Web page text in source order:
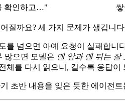
확인하고…"
질까요? 세 가지 문제가 생깁니
를 넘으면 아예 요청이 실패합니
많으면 모델은 맨 앞과 맨 뒤는 잘
체를 다시 읽으니, 길수록 응답이
초반 내용을 잊은 듯한 에이전